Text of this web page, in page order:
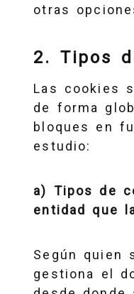
otras
2. Tipos
Las cookies
de forma
bloques en
estudio:
a) Tipos de
entidad que
Según quien
gestiona el